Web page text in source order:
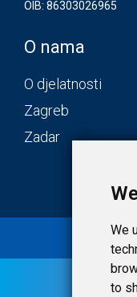
We
to
OIB: 86303026965
O nama
O djelatnosti
Zagreb
Zadar
© 2020